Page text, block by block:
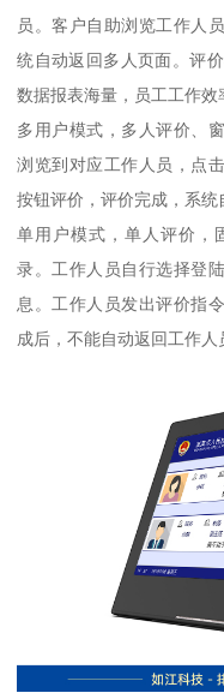
员。客户自助浏览工作人
统自动返回多人页面。评
数据报表海量，员工工作效
多用户模式，多人评价、
浏览到对应工作人员，点
按钮评价，评价完成，系统
单用户模式，单人评价，
录。工作人员自行选择登
息。工作人员发出评价指
成后，不能自动返回工作人